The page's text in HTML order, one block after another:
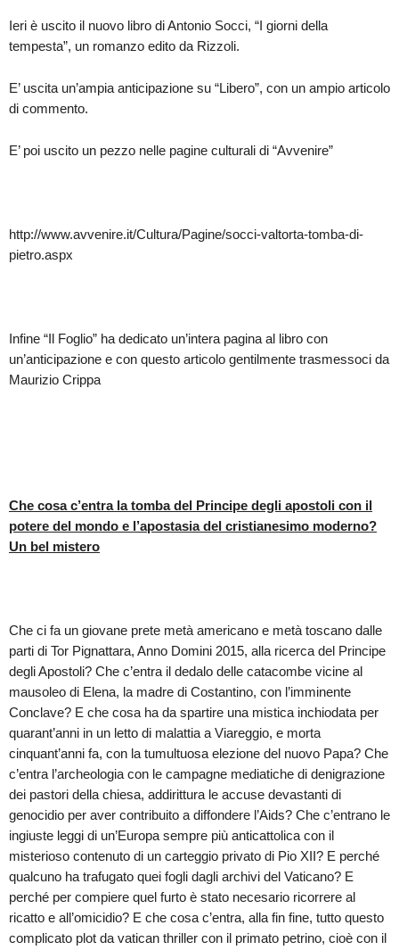
Ieri è uscito il nuovo libro di Antonio Socci, “I giorni della
tempesta”, un romanzo edito da Rizzoli.
E’ uscita un’ampia anticipazione su “Libero”, con un ampio articolo
di commento.
E’ poi uscito un pezzo nelle pagine culturali di “Avvenire”
http://www.avvenire.it/Cultura/Pagine/socci-valtorta-tomba-di-
pietro.aspx
Infine “Il Foglio” ha dedicato un’intera pagina al libro con
un’anticipazione e con questo articolo gentilmente trasmessoci da
Maurizio Crippa
Che cosa c’entra la tomba del Principe degli apostoli con il
potere del mondo e l’apostasia del cristianesimo moderno?
Un bel mistero
Che ci fa un giovane prete metà americano e metà toscano dalle
parti di Tor Pignattara, Anno Domini 2015, alla ricerca del Principe
degli Apostoli? Che c’entra il dedalo delle catacombe vicine al
mausoleo di Elena, la madre di Costantino, con l’imminente
Conclave? E che cosa ha da spartire una mistica inchiodata per
quarant’anni in un letto di malattia a Viareggio, e morta
cinquant’anni fa, con la tumultuosa elezione del nuovo Papa? Che
c’entra l’archeologia con le campagne mediatiche di denigrazione
dei pastori della chiesa, addirittura le accuse devastanti di
genocidio per aver contribuito a diffondere l’Aids? Che c’entrano le
ingiuste leggi di un’Europa sempre più anticattolica con il
misterioso contenuto di un carteggio privato di Pio XII? E perché
qualcuno ha trafugato quei fogli dagli archivi del Vaticano? E
perché per compiere quel furto è stato necesario ricorrere al
ricatto e all’omicidio? E che cosa c’entra, alla fin fine, tutto questo
complicato plot da vatican thriller con il primato petrino, cioè con il